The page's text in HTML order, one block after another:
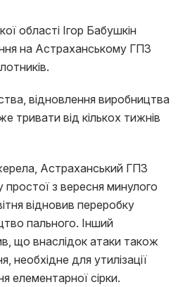
області Ігор Бабушкін
на Астраханському ГПЗ
відновлення виробництва
тривати від кількох тижнів
Астраханський ГПЗ
з вересня минулого
відновив переробку
пального. Інший
що внаслідок атаки також
для утилізації
елементарної сірки.